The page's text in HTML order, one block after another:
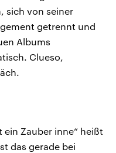
sich von seiner
getrennt und
Albums
Clueso,
ein Zauber inne“ heißt
das gerade bei